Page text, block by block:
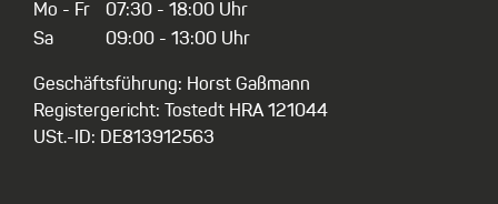
Mo - Fr
Sa
07:30 - 18:00 Uhr
09:00 - 13:00 Uhr
Geschäftsführung: Horst Gaßmann
Registergericht: Tostedt HRA 121044
USt.-ID: DE813912563